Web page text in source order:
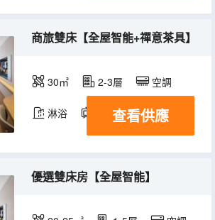
商旅雙床【全屋智能+禪意茶具】
30㎡ 2-3層 空調
淋浴 電視機
查看供應
優選雙床房【全屋智能】